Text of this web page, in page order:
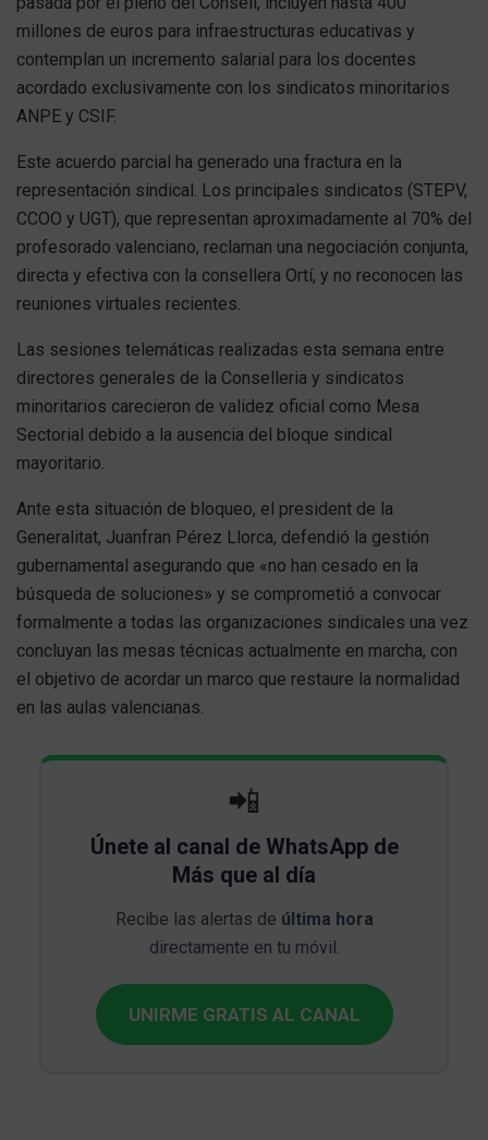
millones de euros para infraestructuras educativas y
contemplan un incremento salarial para los docentes
acordado exclusivamente con los sindicatos minoritarios
ANPE y CSIF.
Este acuerdo parcial ha generado una fractura en la
representación sindical. Los principales sindicatos (STEPV,
CCOO y UGT), que representan aproximadamente al 70% del
profesorado valenciano, reclaman una negociación conjunta,
directa y efectiva con la consellera Ortí, y no reconocen las
reuniones virtuales recientes.
Las sesiones telemáticas realizadas esta semana entre
directores generales de la Conselleria y sindicatos
minoritarios carecieron de validez oficial como Mesa
Sectorial debido a la ausencia del bloque sindical
mayoritario.
Ante esta situación de bloqueo, el president de la
Generalitat, Juanfran Pérez Llorca, defendió la gestión
gubernamental asegurando que «no han cesado en la
búsqueda de soluciones» y se comprometió a convocar
formalmente a todas las organizaciones sindicales una vez
concluyan las mesas técnicas actualmente en marcha, con
el objetivo de acordar un marco que restaure la normalidad
en las aulas valencianas.
📲
Únete al canal de WhatsApp de
Más que al día
Recibe las alertas de última hora
directamente en tu móvil.
UNIRME GRATIS AL CANAL